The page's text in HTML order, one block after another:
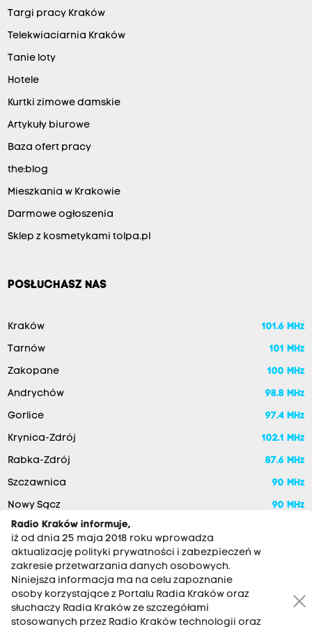
Targi pracy Kraków
Telekwiaciarnia Kraków
Tanie loty
Hotele
Kurtki zimowe damskie
Artykuły biurowe
Baza ofert pracy
the:blog
Mieszkania w Krakowie
Darmowe ogłoszenia
Sklep z kosmetykami tolpa.pl
POSŁUCHASZ NAS
Kraków 101.6 MHz
Tarnów 101 MHz
Zakopane 100 MHz
Andrychów 98.8 MHz
Gorlice 97.4 MHz
Krynica-Zdrój 102.1 MHz
Rabka-Zdrój 87.6 MHz
Szczawnica 90 MHz
Nowy Sącz
90 MHz
Radio Kraków informuje,
iż od dnia 25 maja 2018 roku wprowadza
aktualizację polityki prywatności i zabezpieczeń w
zakresie przetwarzania danych osobowych.
Niniejsza informacja ma na celu zapoznanie
osoby korzystające z Portalu Radia Kraków oraz
słuchaczy Radia Kraków ze szczegółami
stosowanych przez Radio Kraków technologii oraz